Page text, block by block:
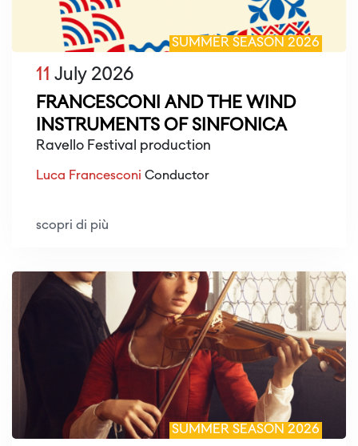
SUMMER SEASON 2026
11 July 2026
FRANCESCONI AND THE WIND
INSTRUMENTS OF SINFONICA
Ravello Festival production
Luca Francesconi Conductor
scopri di più
SUMMER SEASON 2026